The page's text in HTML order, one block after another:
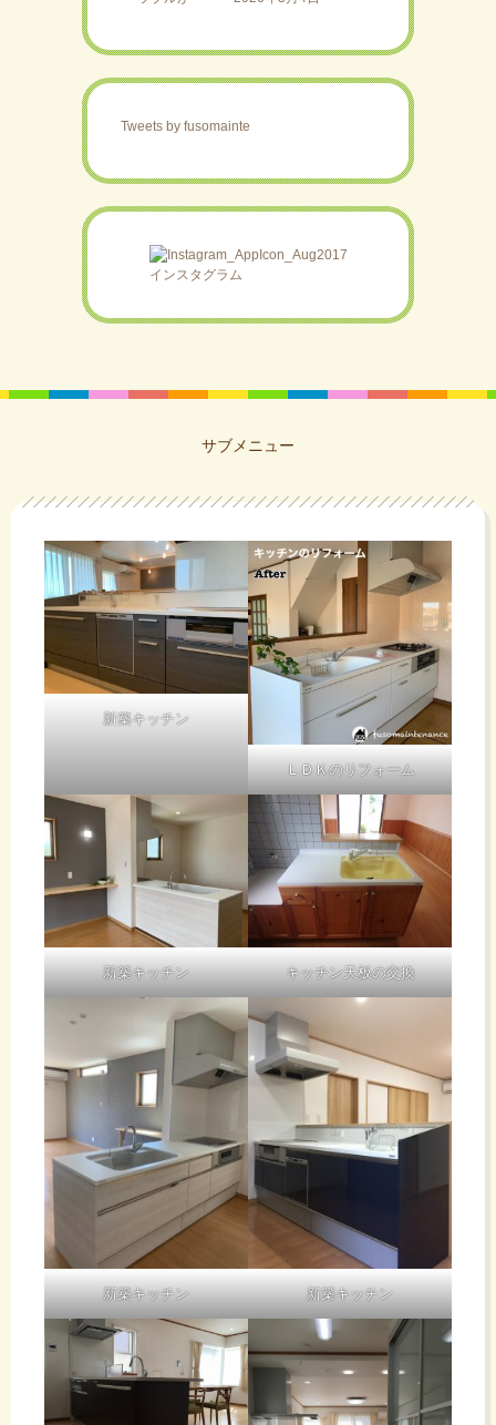
Tweets by fusomainte
インスタグラム
サブメニュー
新築キッチン
ＬＤＫのリフォーム
新築キッチン キッチン天板の交換
新築キッチン 新築キッチン